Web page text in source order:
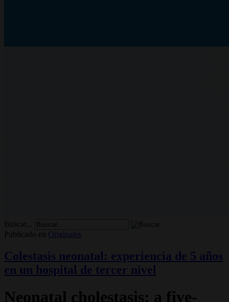
Buscar...
Publicado en
Originales
Colestasis neonatal: experiencia de 5 años
en un hospital de tercer nivel
Neonatal cholestasis: a five-